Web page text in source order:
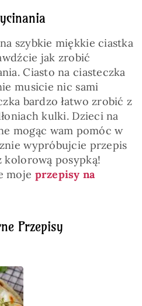
Przepisy
szybkie miękkie ciastka
jak zrobić
Ciasto na ciasteczka
musicie nic sami
bardzo łatwo zrobić z
kulki. Dzieci na
mogąc wam pomóc w
wypróbujcie przepis
kolorową posypką!
moje przepisy na